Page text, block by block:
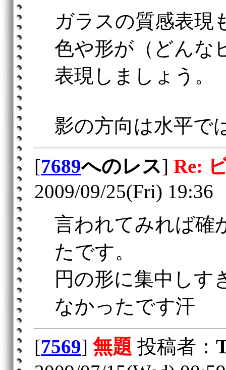
ガラスの質感表現
色や形が（どんな
表現しましょう。
影の方向は水平で
[7689へのレス] Re:
2009/09/25(Fri) 19:36
言われてみれば確
たです。
円の形に集中しす
なかったです汗
[7569] 無題 投稿者：